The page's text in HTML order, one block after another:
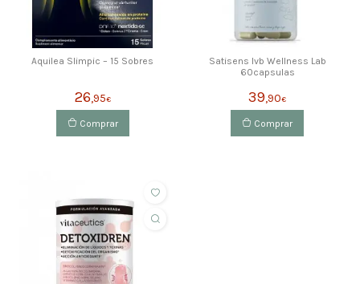
Aquilea Slimpic – 15 Sobres
26,95€
Comprar
Satisens Ivb Wellness Lab
60capsulas
39,90€
Comprar